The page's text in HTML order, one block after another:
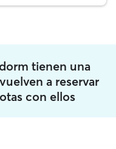
tienen una
a reservar
con ellos